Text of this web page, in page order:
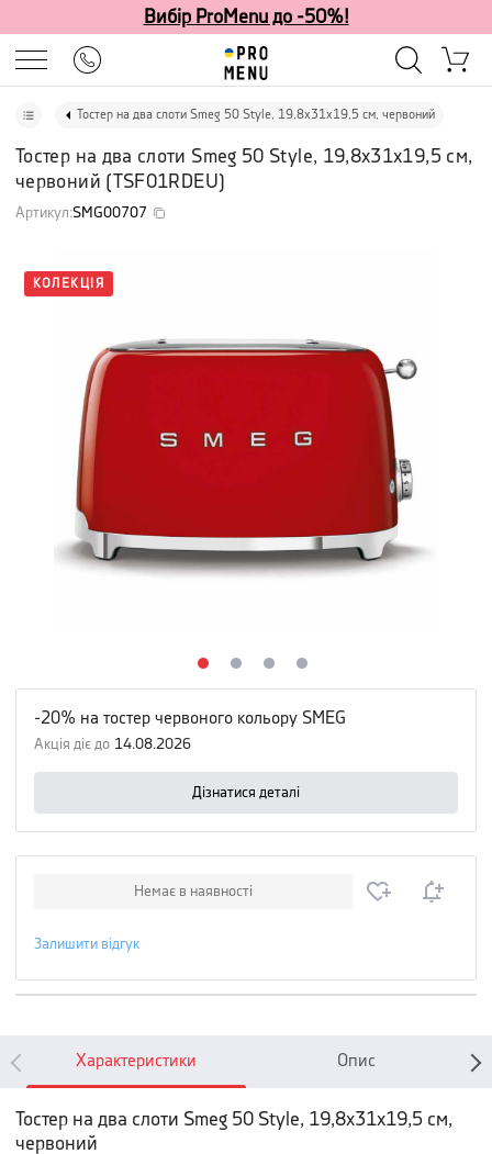
Вибір ProMenu до -50%!
Тостер на два слоти Smeg 50 Style, 19,8х31х19,5 см, червоний
Тостер на два слоти Smeg 50 Style, 19,8х31х19,5 см,
червоний (TSF01RDEU)
Артикул:SMG00707
КОЛЕКЦІЯ
-20% на тостер червоного кольору SMEG
Акція діє до 14.08.2026
Дізнатися деталі
Немає в наявності
Залишити відгук
Характеристики Опис
Тостер на два слоти Smeg 50 Style, 19,8х31х19,5 см,
червоний